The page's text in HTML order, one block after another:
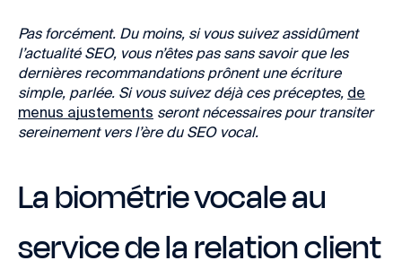
Pas forcément. Du moins, si vous suivez assidûment
l’actualité SEO, vous n’êtes pas sans savoir que les
dernières recommandations prônent une écriture
simple, parlée. Si vous suivez déjà ces préceptes, de
menus ajustements seront nécessaires pour transiter
sereinement vers l’ère du SEO vocal.
La biométrie vocale au
service de la relation client